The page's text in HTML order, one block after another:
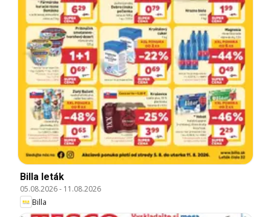
Billa leták
05.08.2026- 11.08.2026
Billa